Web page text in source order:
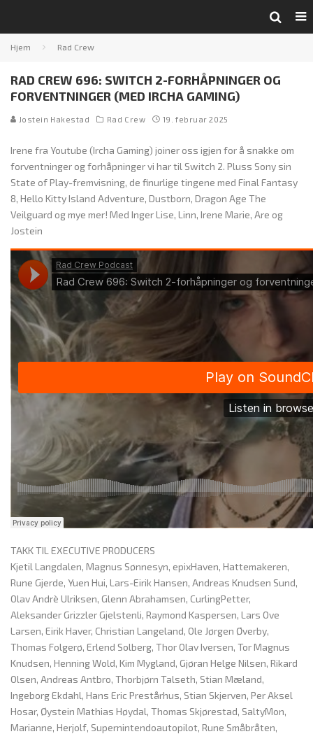
Hjem Rad Crew
RAD CREW 696: SWITCH 2-FORHÅPNINGER OG
FORVENTNINGER (MED IRCHA GAMING)
Jostein Hakestad Rad Crew 19. februar 2025
Irene fra Youtube (Ircha Gaming) joiner oss igjen for å snakke om
forventninger og forhåpninger vi har til Switch 2. Pluss Sony sin
State of Play-fremvisning, de finurlige tingene med Final Fantasy
8, Hello Kitty Island Adventure, Dustborn, Dragon Age The
Veilguard og mye mer! Med Inger Lise, Linn, Irene Marie, Are og
Jostein
TAKK TIL EXECUTIVE PRODUCERS
Kjetil Langdalen, Magnus Sønnesyn, epixHaven, Hattemakeren,
Rune Gjerde, Yuen Hui, Lars-Eirik Hansen, Andreas Knudsen Sund,
Olav Andrè Ulriksen, Glenn Abrahamsen, CurlingPetter,
Aleksander Grizzler Gjelstenli, Raymond Kaspersen, Lars Ove
Larsen, Eirik Haver, Christian Langeland, Ole Jørgen Øverby,
Thomas Folgerø, Erlend Solberg, Thor Olav Iversen, Tor Magnus
Knudsen, Henning Wold, Kim Mygland, Gjøran Helge Nilsen, Rikard
Olsen, Andreas Antbro, Thorbjørn Talseth, Stian Mæland,
Ingeborg Ekdahl, Hans Eric Prestårhus, Stian Skjerven, Per Aksel
Hosar, Øystein Mathias Høydal, Thomas Skjørestad, SaltyMon,
Marianne, Herjolf, Supernintendoautopilot, Rune Småbråten,